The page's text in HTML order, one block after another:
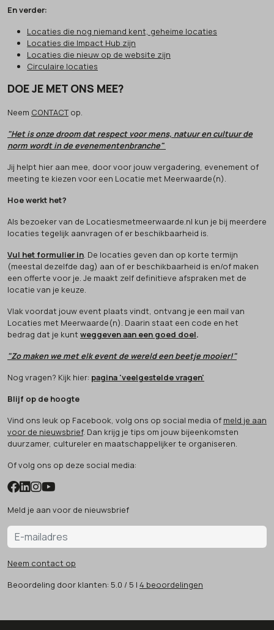
En verder:
Locaties die nog niemand kent, geheime locaties
Locaties die Impact Hub zijn
Locaties die nieuw op de website zijn
Circulaire locaties
DOE JE MET ONS MEE?
Neem CONTACTop.
"Het is onze droom dat respect voor mens, natuur en cultuur de
norm wordt in de evenementenbranche"
Jij helpt hier aan mee, door voor jouw vergadering, evenement of
meeting te kiezen voor een Locatie met Meerwaarde(n).
Hoe werkt het?
Als bezoeker van de Locatiesmetmeerwaarde.nl kun je bij meerdere
locaties tegelijk aanvragen of er beschikbaarheid is.
Vul het formulier in. De locaties geven dan op korte termijn
(meestal dezelfde dag) aan of er beschikbaarheid is en/of maken
een offerte voor je. Je maakt zelf definitieve afspraken met de
locatie van je keuze.
Vlak voordat jouw event plaats vindt, ontvang je een mail van
Locaties met Meerwaarde(n). Daarin staat een code en het
bedrag dat je kunt weggeven aan een goed doel.
"Zo maken we met elk event de wereld een beetje mooier!"
Nog vragen? Kijk hier: pagina 'veelgestelde vragen'
Blijf op de hoogte
Vind ons leuk op Facebook, volg ons op social media of meld je aan
voor de nieuwsbrief. Dan krijg je tips om jouw bijeenkomsten
duurzamer, cultureler en maatschappelijker te organiseren.
Of volg ons op deze social media:
Meld je aan voor de nieuwsbrief
Neem contact op
Beoordeling door klanten: 5.0 / 5 | 4 beoordelingen